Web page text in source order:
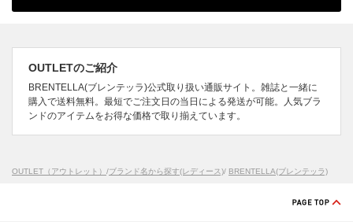
OUTLETのご紹介
BRENTELLA(ブレンテッラ)公式取り扱い通販サイト。雑誌と一緒に
購入で送料無料。最短でご注文日の当日による発送が可能。人気ブラ
ンドのアイテムをお得な価格で取り揃えています。
OUTLET（アウトレット） /ブランド名から探す(レディース)/ BRENTELLA(ブレンテッラ)